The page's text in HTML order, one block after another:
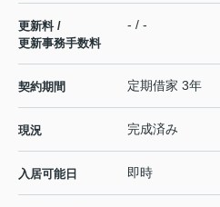
更新料 /
更新事務手数料
- / -
契約期間 定期借家 3年
現況 完成済み
入居可能日 即時